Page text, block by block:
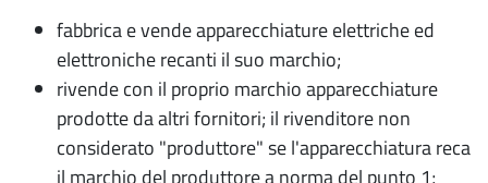
fabbrica e vende apparecchiature elettriche ed
elettroniche recanti il suo marchio;
rivende con il proprio marchio apparecchiature
prodotte da altri fornitori; il rivenditore non
considerato "produttore" se l'apparecchiatura reca